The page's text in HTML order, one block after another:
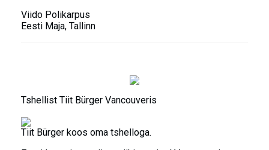
Viido Polikarpus
Eesti Maja, Tallinn
Tshellist Tiit Bürger Vancouveris
Tiit Bürger koos oma tshelloga.